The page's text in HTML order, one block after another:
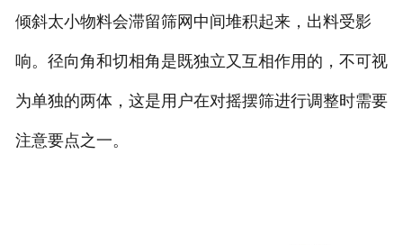
倾斜太小物料会滞留筛网中间堆积起来，出料受影
响。径向角和切相角是既独立又互相作用的，不可视
为单独的两体，这是用户在对摇摆筛进行调整时需要
注意要点之一。